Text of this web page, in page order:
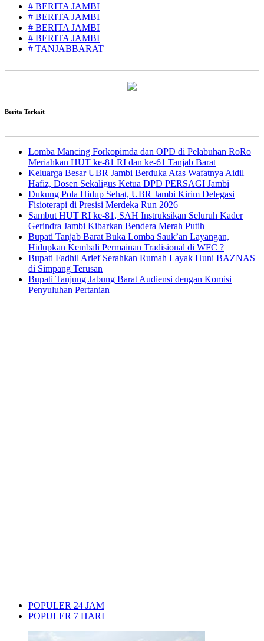
# BERITA JAMBI
# BERITA JAMBI
# BERITA JAMBI
# BERITA JAMBI
# TANJABBARAT
Berita Terkait
Lomba Mancing Forkopimda dan OPD di Pelabuhan RoRo
Meriahkan HUT ke-81 RI dan ke-61 Tanjab Barat
Keluarga Besar UBR Jambi Berduka Atas Wafatnya Aidil
Hafiz, Dosen Sekaligus Ketua DPD PERSAGI Jambi
Dukung Pola Hidup Sehat, UBR Jambi Kirim Delegasi
Fisioterapi di Presisi Merdeka Run 2026
Sambut HUT RI ke-81, SAH Instruksikan Seluruh Kader
Gerindra Jambi Kibarkan Bendera Merah Putih
Bupati Tanjab Barat Buka Lomba Sauk’an Layangan,
Hidupkan Kembali Permainan Tradisional di WFC ?
Bupati Fadhil Arief Serahkan Rumah Layak Huni BAZNAS
di Simpang Terusan
Bupati Tanjung Jabung Barat Audiensi dengan Komisi
Penyuluhan Pertanian
POPULER 24 JAM
POPULER 7 HARI